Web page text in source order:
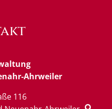
Ahrweiler
116